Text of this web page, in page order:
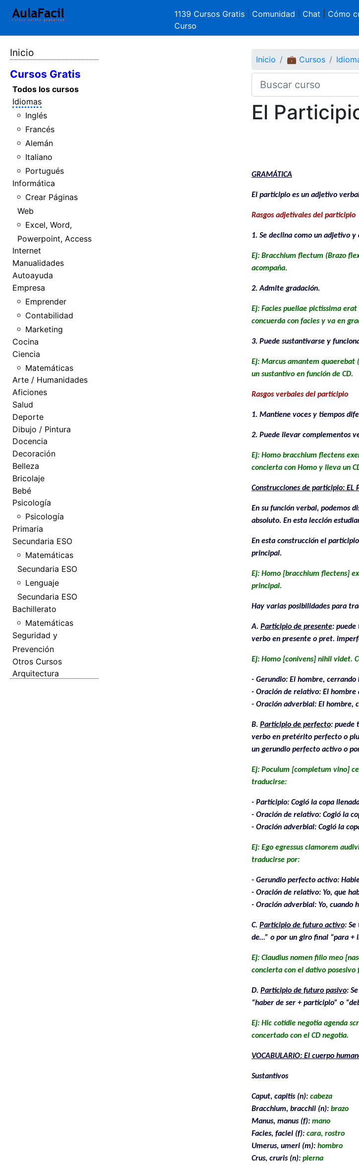
1139 Cursos Gratis Comunidad Chat Cómo
Curso
Inicio
Cursos Gratis
Todos los cursos
Idiomas
Inglés
Francés
Alemán
Italiano
Portugués
Informática
Crear Páginas
Web
Excel, Word,
Powerpoint, Access
Internet
Manualidades
Autoayuda
Empresa
Emprender
Contabilidad
Marketing
Cocina
Ciencia
Matemáticas
Arte / Humanidades
Aficiones
Salud
Deporte
Dibujo / Pintura
Docencia
Decoración
Belleza
Bricolaje
Bebé
Psicología
Psicología
Primaria
Secundaria ESO
Matemáticas
Secundaria ESO
Lenguaje
Secundaria ESO
Bachillerato
Matemáticas
Seguridad y
Prevención
Otros Cursos
Arquitectura
Inicio 💼 Cursos
El
GRAMÁTICA
El participio es un adjetivo
Rasgos adjetivales del participio
1. Se declina como un adjetivo
Ej: Bracchium flectum (Brazo
acompaña.
2. Admite gradación.
Ej: Facies puellae pictissima
concuerda con facies y va en
3. Puede sustantivarse y
Ej: Marcus amantem quaerebat
un sustantivo en función de CD.
Rasgos verbales del participio
1. Mantiene voces y tiempos
2. Puede llevar complementos
Ej: Homo bracchium flectens
concierta con Homo y lleva un
Construcciones de participio: EL
En su función verbal, podemos
absoluto. En esta lección
En esta construcción el
principal.
Ej: Homo [bracchium flectens]
principal.
Hay varias posibilidades para
A. Participio de presente: puede
verbo en presente o pret.
Ej: Homo [conivens] nihil videt.
- Gerundio: El hombre, cerrando
- Oración de relativo: El hombre
- Oración adverbial: El hombre,
B. Participio de perfecto: puede
verbo en pretérito perfecto o
un gerundio perfecto activo o
Ej: Poculum [completum vino]
traducirse:
- Participio: Cogió la copa
- Oración de relativo: Cogió la
- Oración adverbial: Cogió la
Ej: Ego egressus clamorem
traducirse por:
- Gerundio perfecto activo:
- Oración de relativo: Yo, que
- Oración adverbial: Yo, cuando
C. Participio de futuro activo:
de…” o por un giro final “para +
Ej: Claudius nomen filio meo
concierta con el dativo posesivo
D. Participio de futuro pasivo:
“haber de ser + participio” o
Ej: Hic cotidie negotia agenda
concertado con el CD negotia.
VOCABULARIO: El cuerpo
Sustantivos
Caput, capitis (n): cabeza
Bracchium, bracchii (n): brazo
Manus, manus (f): mano
Facies, faciei (f): cara, rostro
Umerus, umeri (m): hombro
Crus, cruris (n): pierna